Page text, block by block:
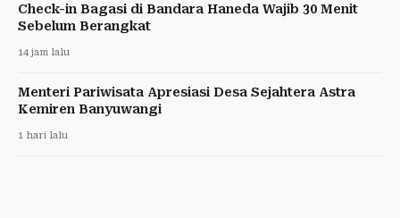
Check-in Bagasi di Bandara Haneda Wajib 30 Menit
Sebelum Berangkat
14 jam lalu
Menteri Pariwisata Apresiasi Desa Sejahtera Astra
Kemiren Banyuwangi
1 hari lalu